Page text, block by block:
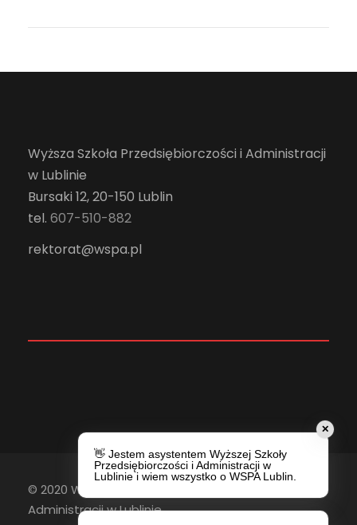
Wyższa Szkoła Przedsiębiorczości i Administracji
w Lublinie
Bursaki 12, 20-150 Lublin
tel. 607-510-882
rektorat@wspa.pl
© 2020 Wyższa Szkoła Przedsiębiorczości i
Administracji w Lublinie
✕
👋 Jestem asystentem Wyższej Szkoły
Przedsiębiorczości i Administracji w
Lublinie i wiem wszystko o WSPA Lublin.